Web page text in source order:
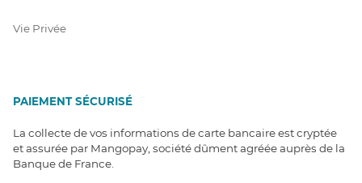
Vie Privée
PAIEMENT SÉCURISÉ
La collecte de vos informations de carte bancaire est cryptée
et assurée par Mangopay, société dûment agréée auprès de la
Banque de France.